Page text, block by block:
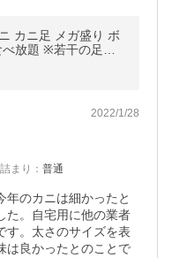
カニ足 メガ盛り ボ
放題 ※若干の足折
ずわい かに足 ポイ
2022/1/28
まり ： 普通
年のカニは細かったと
た。自宅用に他の業者
す。太さのサイズを表
は良かったとのことで